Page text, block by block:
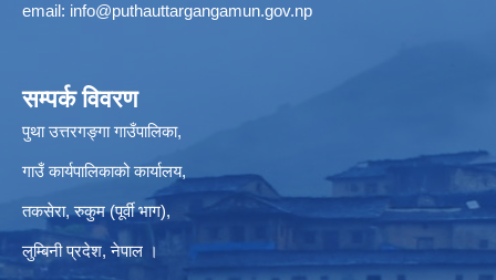
email: info@puthauttargangamun.gov.np
सम्पर्क विवरण
पुथा उत्तरगङ्गा गाउँपालिका,
गाउँ कार्यपालिकाको कार्यालय,
तकसेरा, रुकुम (पूर्वी भाग),
लुम्बिनी प्रदेश, नेपाल ।